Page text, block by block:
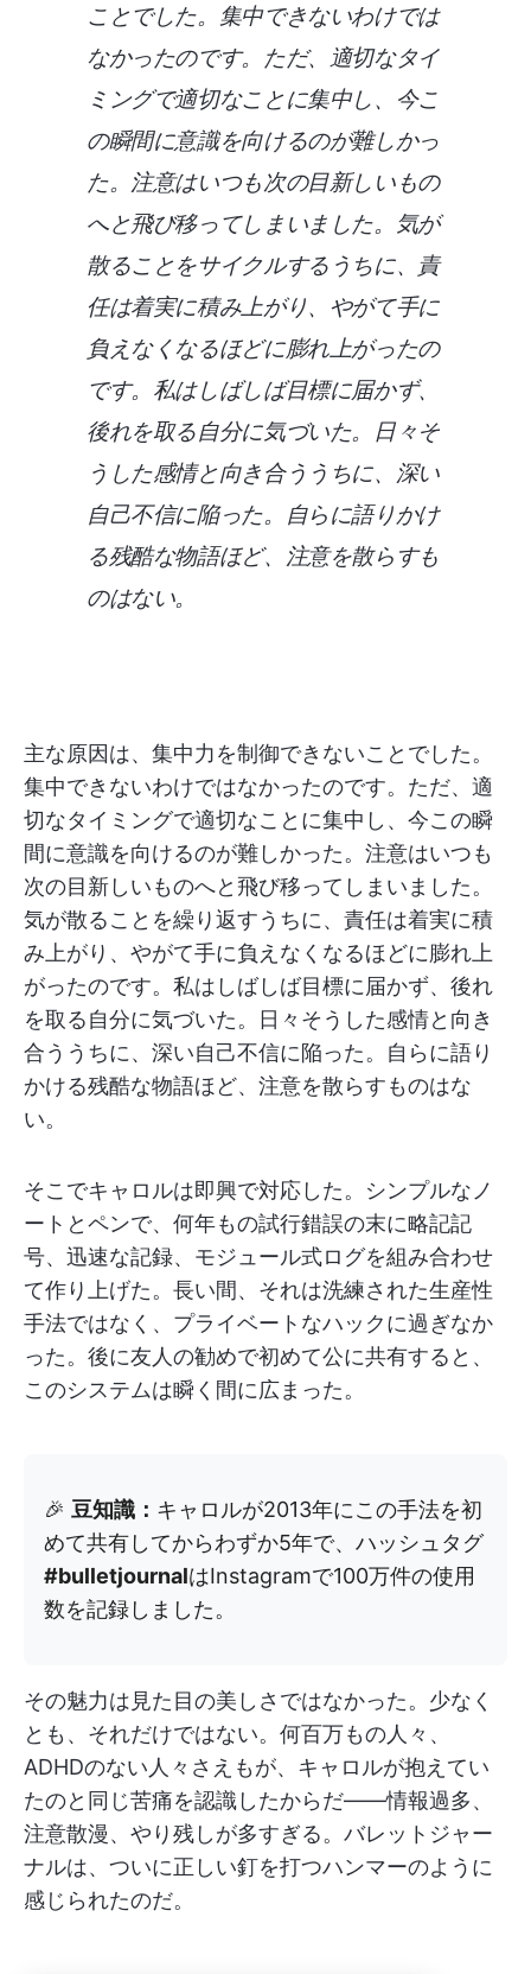
ことでした。集中できないわけでは
なかったのです。ただ、適切なタイ
ミングで適切なことに集中し、今こ
の瞬間に意識を向けるのが難しかっ
た。注意はいつも次の目新しいもの
へと飛び移ってしまいました。気が
散ることをサイクルするうちに、責
任は着実に積み上がり、やがて手に
負えなくなるほどに膨れ上がったの
です。私はしばしば目標に届かず、
後れを取る自分に気づいた。日々そ
うした感情と向き合ううちに、深い
自己不信に陥った。自らに語りかけ
る残酷な物語ほど、注意を散らすも
のはない。
主な原因は、集中力を制御できないことでした。
集中できないわけではなかったのです。ただ、適
切なタイミングで適切なことに集中し、今この瞬
間に意識を向けるのが難しかった。注意はいつも
次の目新しいものへと飛び移ってしまいました。
気が散ることを繰り返すうちに、責任は着実に積
み上がり、やがて手に負えなくなるほどに膨れ上
がったのです。私はしばしば目標に届かず、後れ
を取る自分に気づいた。日々そうした感情と向き
合ううちに、深い自己不信に陥った。自らに語り
かける残酷な物語ほど、注意を散らすものはな
い。
そこでキャロルは即興で対応した。シンプルなノ
ートとペンで、何年もの試行錯誤の末に略記記
号、迅速な記録、モジュール式ログを組み合わせ
て作り上げた。長い間、それは洗練された生産性
手法ではなく、プライベートなハックに過ぎなか
った。後に友人の勧めで初めて公に共有すると、
このシステムは瞬く間に広まった。
🎉 豆知識： キャロルが2013年にこの手法を初
めて共有してからわずか5年で、ハッシュタグ
#bulletjournalはInstagramで100万件の使用
数を記録しました。
その魅力は見た目の美しさではなかった。少なく
とも、それだけではない。何百万もの人々、
ADHDのない人々さえもが、キャロルが抱えてい
たのと同じ苦痛を認識したからだ——情報過多、
注意散漫、やり残しが多すぎる。バレットジャー
ナルは、ついに正しい釘を打つハンマーのように
感じられたのだ。